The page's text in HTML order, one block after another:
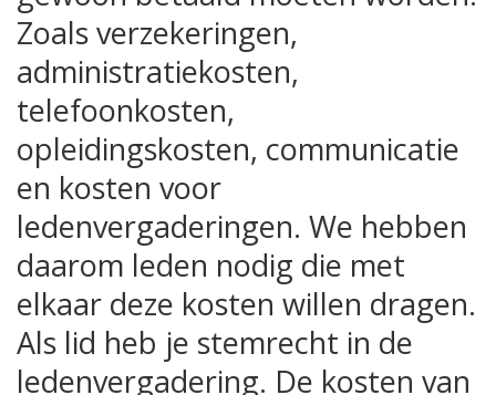
Zoals verzekeringen,
administratiekosten,
telefoonkosten,
opleidingskosten, communicatie
en kosten voor
ledenvergaderingen. We hebben
daarom leden nodig die met
elkaar deze kosten willen dragen.
Als lid heb je stemrecht in de
ledenvergadering. De kosten van